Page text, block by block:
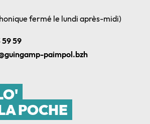
fermé le lundi après-midi)
59 59
paimpol.bzh
POCHE